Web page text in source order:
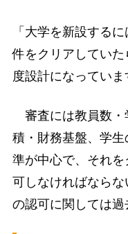
「大学を新設する
件をクリアしていた
度設計になっていま
審査には教員数・
積・財務基盤、学
準が中心で、それ
可しなければなら
の認可に関しては過